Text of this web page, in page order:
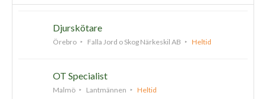
Djurskötare
Örebro Falla Jord o Skog Närkeskil AB Heltid
OT Specialist
Malmö Lantmännen Heltid